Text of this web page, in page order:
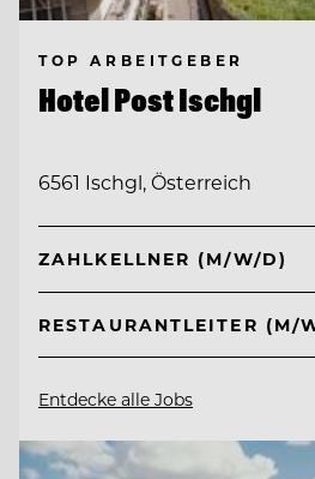
TOP ARBEITGEBER
Hotel Post Ischgl
6561 Ischgl, Österreich
ZAHLKELLNER (M/W/D)
RESTAURANTLEITER (M/
Entdecke alle Jobs